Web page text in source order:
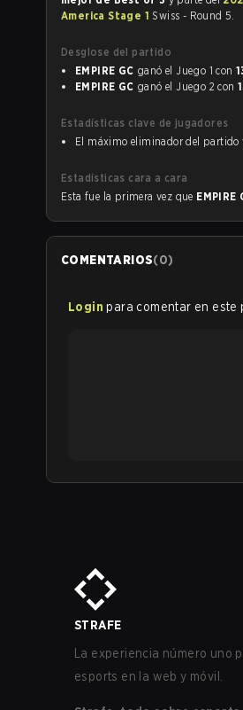
America Stage 1 Swiss - Round 5.
Desglose del partido
EMPIRE GC
ganó el Juego 1 con
EMPIRE GC
ganó el Juego 2 con
Estadísticas clave de jugadores
El máximo eliminador del partido
Estadísticas cara a cara
Esta fue la primera vez que EMPIRE
COMENTARIOS(0)
Login para comentar en este
STRAFE
La experiencia número uno
esports en la web y móvil.